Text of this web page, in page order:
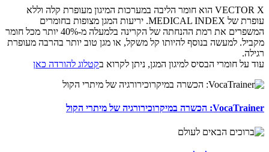
VECTOR X הוא חומר הליבה במערכות המיגון מעופרת קלה וללא
עופרת של MEDICAL INDEX. יריעות המגן מצופות בחומרים
המשפרים את רמת ההנחתה של הקרינה בלמעלה מ-40% יותר מכל חומר
מקביל. למעשה בנוסף להיותו קל משקל, או מגן טוב יותר בהרבה מעופרת
רגילה.
עוד על חומרי הבסיס למיגון המגן, ניתן לקרוא בקטלוג להורדה כאן
VocaTrainer: הכשרה במיקרוכירורגיה של מיתרי הקול